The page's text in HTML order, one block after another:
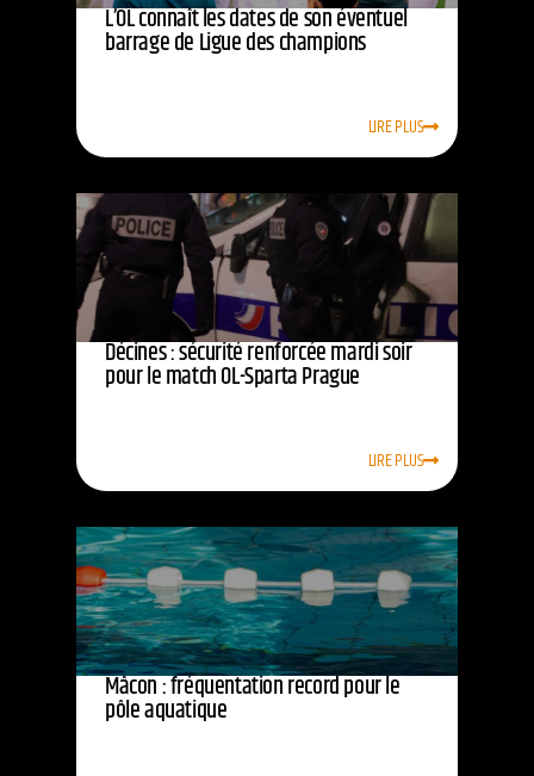
L’OL connaît les dates de son éventuel
barrage de Ligue des champions
LIRE PLUS
Décines : sécurité renforcée mardi soir
pour le match OL-Sparta Prague
LIRE PLUS
Mâcon : fréquentation record pour le
pôle aquatique